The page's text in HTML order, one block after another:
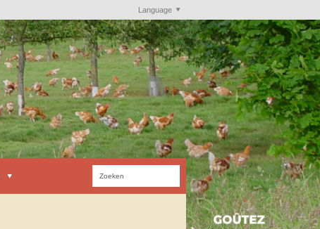
Language